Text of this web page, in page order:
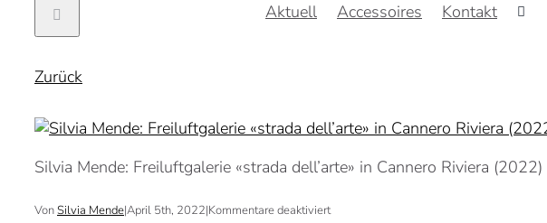
Aktuell
Accessoires Kontakt
Zurück
Silvia Mende: Freiluftgalerie «strada dell’arte» in Cannero Riviera (2022)
VonSilvia Mende|April 5th, 2022|Kommentare deaktiviertfür